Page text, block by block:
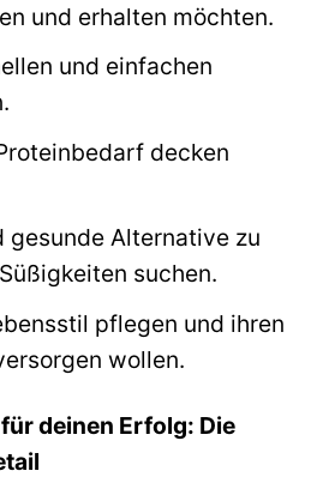
und erhalten möchten.
und einfachen
decken
gesunde Alternative zu
suchen.
pflegen und ihren
wollen.
deinen Erfolg: Die